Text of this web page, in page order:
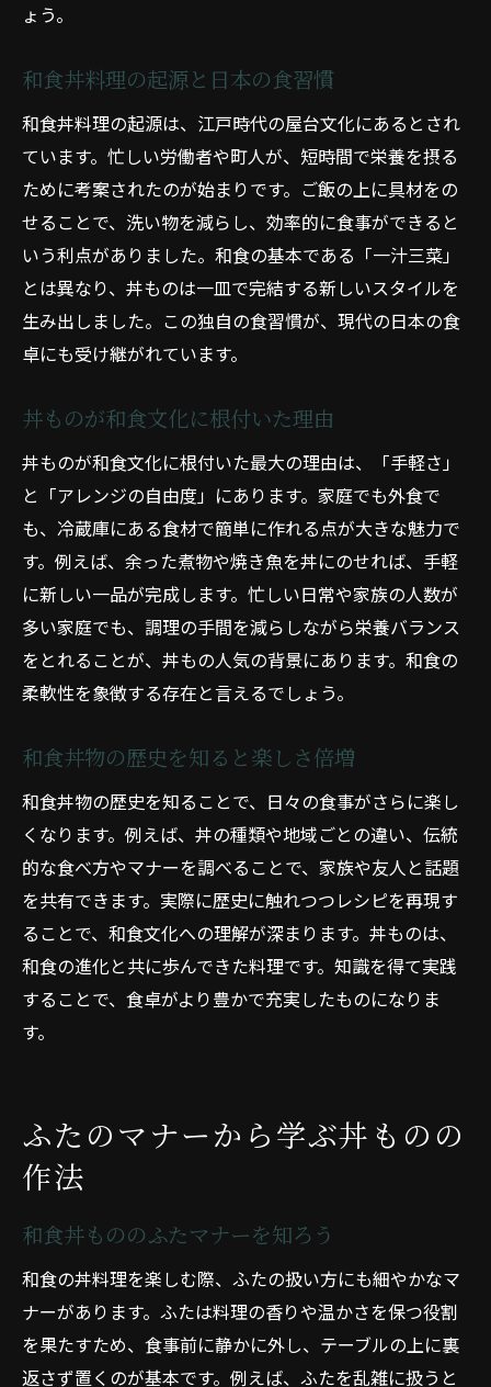
ょう。
和食丼料理の起源と日本の食習慣
和食丼料理の起源は、江戸時代の屋台文化にあるとされ
ています。忙しい労働者や町人が、短時間で栄養を摂る
ために考案されたのが始まりです。ご飯の上に具材をの
せることで、洗い物を減らし、効率的に食事ができると
いう利点がありました。和食の基本である「一汁三菜」
とは異なり、丼ものは一皿で完結する新しいスタイルを
生み出しました。この独自の食習慣が、現代の日本の食
卓にも受け継がれています。
丼ものが和食文化に根付いた理由
丼ものが和食文化に根付いた最大の理由は、「手軽さ」
と「アレンジの自由度」にあります。家庭でも外食で
も、冷蔵庫にある食材で簡単に作れる点が大きな魅力で
す。例えば、余った煮物や焼き魚を丼にのせれば、手軽
に新しい一品が完成します。忙しい日常や家族の人数が
多い家庭でも、調理の手間を減らしながら栄養バランス
をとれることが、丼もの人気の背景にあります。和食の
柔軟性を象徴する存在と言えるでしょう。
和食丼物の歴史を知ると楽しさ倍増
和食丼物の歴史を知ることで、日々の食事がさらに楽し
くなります。例えば、丼の種類や地域ごとの違い、伝統
的な食べ方やマナーを調べることで、家族や友人と話題
を共有できます。実際に歴史に触れつつレシピを再現す
ることで、和食文化への理解が深まります。丼ものは、
和食の進化と共に歩んできた料理です。知識を得て実践
することで、食卓がより豊かで充実したものになりま
す。
ふたのマナーから学ぶ丼ものの
作法
和食丼もののふたマナーを知ろう
和食の丼料理を楽しむ際、ふたの扱い方にも細やかなマ
ナーがあります。ふたは料理の香りや温かさを保つ役割
を果たすため、食事前に静かに外し、テーブルの上に裏
返さず置くのが基本です。例えば、ふたを乱雑に扱うと